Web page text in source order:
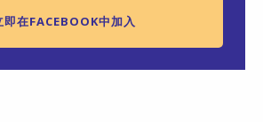
即在FACEBOOK中加入